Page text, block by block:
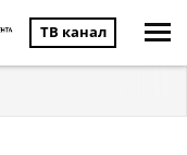
ТВ канал